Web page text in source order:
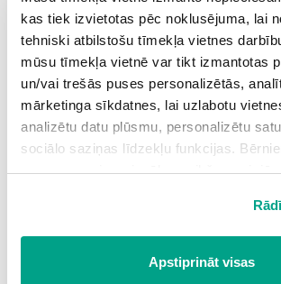
kas tiek izvietotas pēc noklusējuma, lai
tehniski atbilstošu tīmekļa vietnes
mūsu tīmekļa vietnē var tikt izmantotas
un/vai trešās puses personalizētās,
mārketinga sīkdatnes, lai uzlabotu
analizētu datu plūsmu, personalizētu
sociālo saziņas līdzekļu funkcijas.
vecumam pirms izvēles veikšanas ir
Spiežot uz pogas “Apstiprināt visas”,
sīkdatnēm, kas atrodas šajā tīmekļa
trešo pušu mārketinga sīkdatnes.
Apstiprināt visas
Pūķis
Pūķis pieminēts dažādu kultūru mītos un
kultūrā pūķis nes veiksmi, savukārt
ļauns. Vairākās kultūrās pūķis ir dārgumu
(piemēram, sengrieķu, seno romiešu,
pieminēts viduslaiku stāstos, kuros svētais